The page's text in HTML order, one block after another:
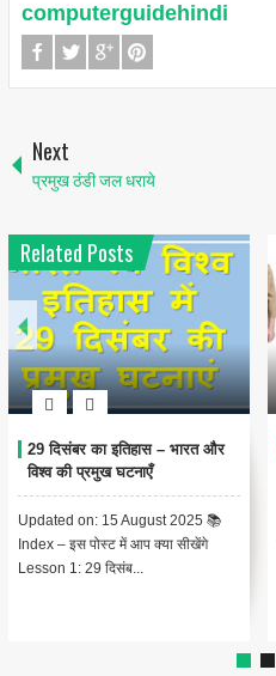
computerguidehindi
Next
प्रमुख ठंडी जल धराये
Related Posts
प्रजामण्डल आन्दोलन: भारतीय
स्वतंत्रता संग्राम की महत्वपूर्ण कड़ी
भारतीय स्वतंत्रता संग्राम के इतिहास में
प्रजामण्डल आन्दोलन का एक विशिष्ट स्थान
है। यह आन्दोलन भारतीय...